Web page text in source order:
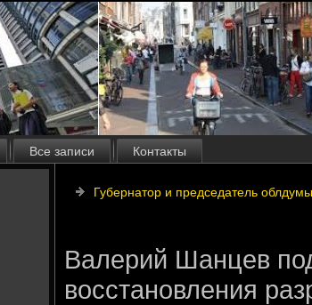
Все записи Контакты
Губернатор и председатель
Валерий Шанцев
восстановления